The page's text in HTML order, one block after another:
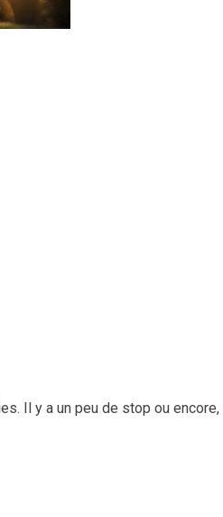
Il y a un peu de stop ou encore,